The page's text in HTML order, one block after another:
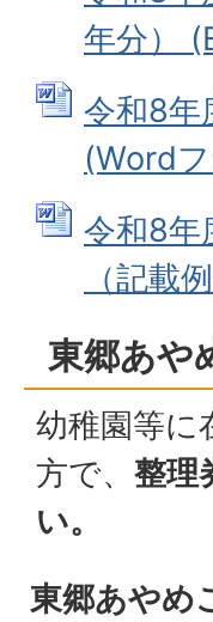
年分）
令和8年
(Word
令和8年
（記載
東郷あや
幼稚園等に
方で、 整理
い。
東郷あやめ